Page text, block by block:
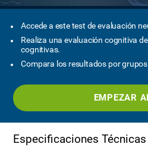
Accede a este test de evaluación
Realiza una evaluación cognitiva
cognitivas.
Compara los resultados por grupos
EMPEZAR
Especificaciones